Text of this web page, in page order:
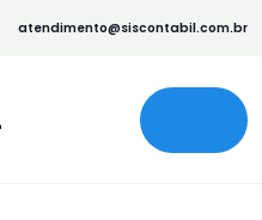
atendimento@siscontabil.com.br